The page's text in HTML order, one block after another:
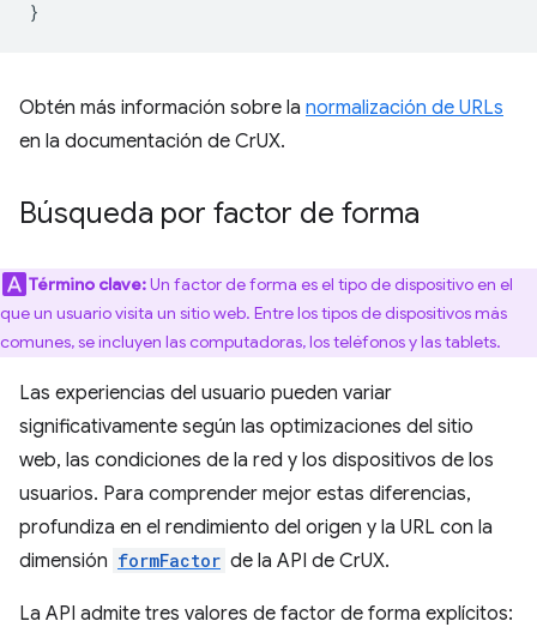
Obtén más información sobre la normalización de URLs
en la documentación de CrUX.
Búsqueda por factor de forma
Término clave:Un factor de forma es el tipo de dispositivo en el
que un usuario visita un sitio web. Entre los tipos de dispositivos más
comunes, se incluyen las computadoras, los teléfonos y las tablets.
Las experiencias del usuario pueden variar
significativamente según las optimizaciones del sitio
web, las condiciones de la red y los dispositivos de los
usuarios. Para comprender mejor estas diferencias,
profundiza en el rendimiento del origen y la URL con la
dimensión formFactor de la API de CrUX.
La API admite tres valores de factor de forma explícitos: